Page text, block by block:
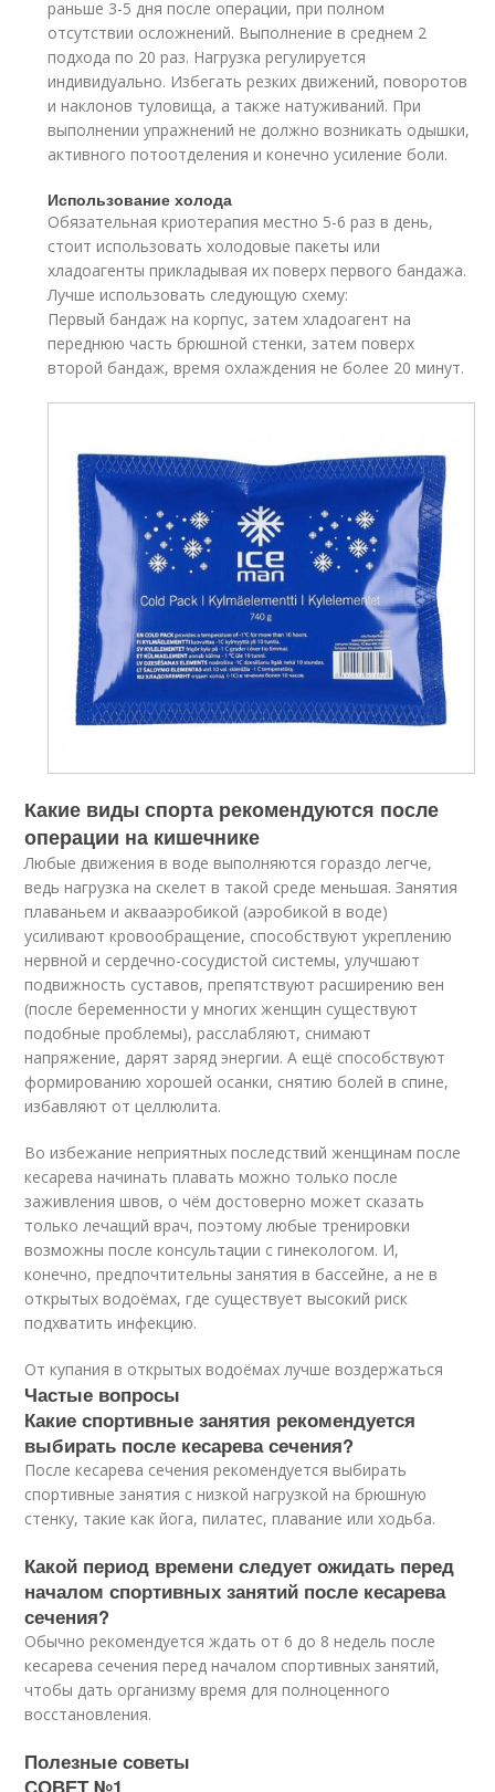
раньше 3-5 дня после операции, при полном
отсутствии осложнений. Выполнение в среднем 2
подхода по 20 раз. Нагрузка регулируется
индивидуально. Избегать резких движений, поворотов
и наклонов туловища, а также натуживаний. При
выполнении упражнений не должно возникать одышки,
активного потоотделения и конечно усиление боли.
Использование холода
Обязательная криотерапия местно 5-6 раз в день,
стоит использовать холодовые пакеты или
хладоагенты прикладывая их поверх первого бандажа.
Лучше использовать следующую схему:
Первый бандаж на корпус, затем хладоагент на
переднюю часть брюшной стенки, затем поверх
второй бандаж, время охлаждения не более 20 минут.
Какие виды спорта рекомендуются после
операции на кишечнике
Любые движения в воде выполняются гораздо легче,
ведь нагрузка на скелет в такой среде меньшая. Занятия
плаваньем и аквааэробикой (аэробикой в воде)
усиливают кровообращение, способствуют укреплению
нервной и сердечно-сосудистой системы, улучшают
подвижность суставов, препятствуют расширению вен
(после беременности у многих женщин существуют
подобные проблемы), расслабляют, снимают
напряжение, дарят заряд энергии. А ещё способствуют
формированию хорошей осанки, снятию болей в спине,
избавляют от целлюлита.
Во избежание неприятных последствий женщинам после
кесарева начинать плавать можно только после
заживления швов, о чём достоверно может сказать
только лечащий врач, поэтому любые тренировки
возможны после консультации с гинекологом. И,
конечно, предпочтительны занятия в бассейне, а не в
открытых водоёмах, где существует высокий риск
подхватить инфекцию.
От купания в открытых водоёмах лучше воздержаться
Частые вопросы
Какие спортивные занятия рекомендуется
выбирать после кесарева сечения?
После кесарева сечения рекомендуется выбирать
спортивные занятия с низкой нагрузкой на брюшную
стенку, такие как йога, пилатес, плавание или ходьба.
Какой период времени следует ожидать перед
началом спортивных занятий после кесарева
сечения?
Обычно рекомендуется ждать от 6 до 8 недель после
кесарева сечения перед началом спортивных занятий,
чтобы дать организму время для полноценного
восстановления.
Полезные советы